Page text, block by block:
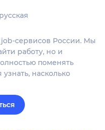
сервисов России. Мы
работу, но и
поменять
насколько